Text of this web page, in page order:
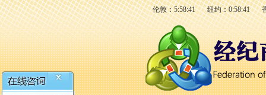
伦敦：5:58:42 纽约：0:58:42